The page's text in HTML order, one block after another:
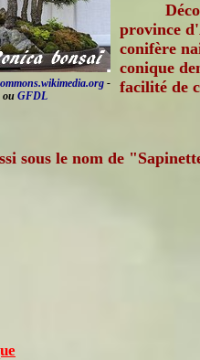
-
ou GFDL
province
conifère
conique
facilité de
sous le nom de